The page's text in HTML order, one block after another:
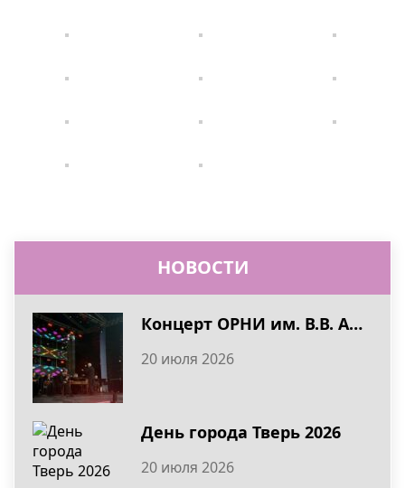
НОВОСТИ
Концерт ОРНИ им. В.В. Андреева в День города Тверь 2026
20 июля 2026
День города Тверь 2026
20 июля 2026